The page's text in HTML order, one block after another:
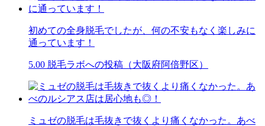
初めての全身脱毛でしたが、何の不安もなく楽しみに
通っています！
5.00 脱毛ラボへの投稿（大阪府阿倍野区）
ミュゼの脱毛は毛抜きで抜くより痛くなかった。あべ